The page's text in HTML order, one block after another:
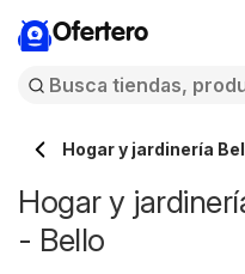
Ofertero
Hogar y jardinería
Hogar y
- Bello